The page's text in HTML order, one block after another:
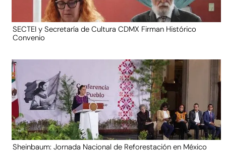
SECTEI y Secretaría de Cultura CDMX Firman Histórico
Convenio
Sheinbaum: Jornada Nacional de Reforestación en México